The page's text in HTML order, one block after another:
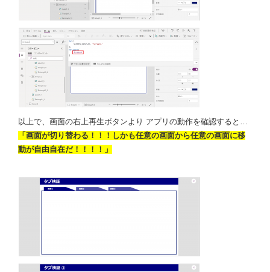
以上で、画面の右上再生ボタンより アプリの動作を確認すると…
「画面が切り替わる！！！しかも任意の画面から任意の画面に移
動が自由自在だ！！！！」